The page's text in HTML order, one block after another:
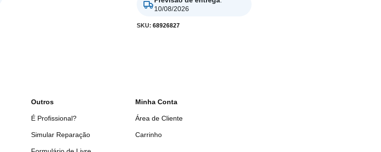
10/08/2026
SKU:68926827
Outros
É Profissional?
Simular Reparação
Minha Conta
Área de Cliente
Carrinho